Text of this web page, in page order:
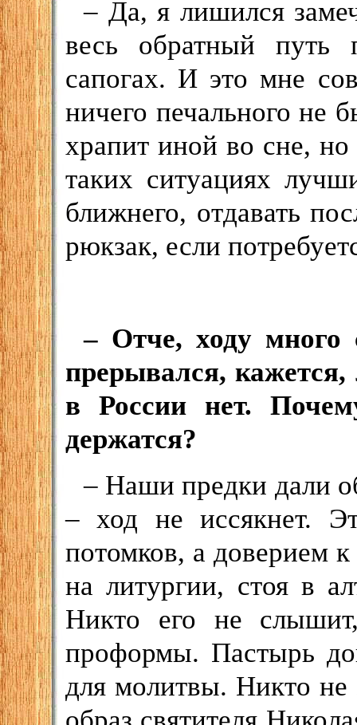
– Да, я лишился
весь обратный путь
сапогах. И это мне
ничего печального не
храпит иной во сне,
таких ситуациях
ближнего, отдавать
рюкзак, если
– Отче, ходу много
прерывался,
в России нет.
держатся?
– Наши предки дали
– ход не иссякнет.
потомков, а доверием
на литургии, стоя в
Никто его не
проформы. Пастырь
для молитвы. Никто не